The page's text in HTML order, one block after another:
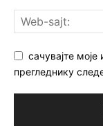
сачувајте
прегледнику